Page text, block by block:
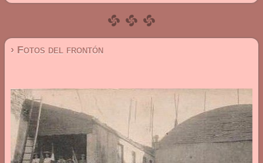
› Fotos del frontón